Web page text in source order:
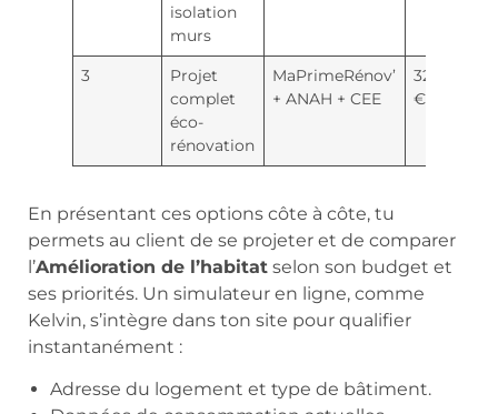
isolation
murs
3
Projet
complet
éco-
rénovation
MaPrimeRénov’
+ ANAH + CEE
32 000
€
En présentant ces options côte à côte, tu
permets au client de se projeter et de comparer
l’Amélioration de l’habitat selon son budget et
ses priorités. Un simulateur en ligne, comme
Kelvin, s’intègre dans ton site pour qualifier
instantanément :
Adresse du logement et type de bâtiment.